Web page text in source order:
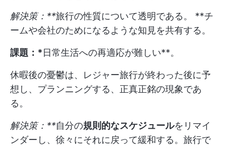
解決策：**旅行の性質について透明である。 **チ
ームや会社のためになるような知見を共有する。
課題：*日常生活への再適応が難しい**。
休暇後の憂鬱は、レジャー旅行が終わった後に予
想し、プランニングする、正真正銘の現象であ
る。
解決策：**自分の規則的なスケジュールをリマイ
ンダーし、徐々にそれに戻って緩和する。旅行で